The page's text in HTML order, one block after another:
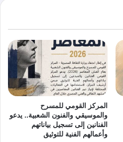
المركز القومي للمسرح
والموسيقي والفنون الشعبية.. يدعو
الفنانين إلى تسجيل بياناتهم
وأعمالهم الفنية للتوثيق